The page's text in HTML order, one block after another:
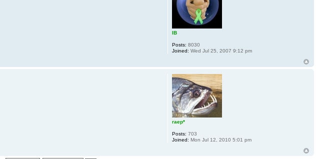
IB
Posts: 8030
Joined: Wed Jul 25, 2007 9:12 pm
гаер*
Posts: 703
Joined: Mon Jul 12, 2010 5:01 pm